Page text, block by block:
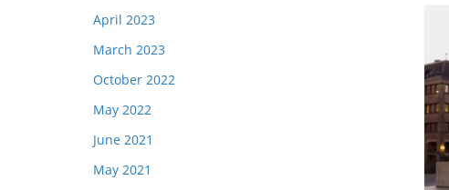
April 2023
March 2023
October 2022
May 2022
June 2021
May 2021